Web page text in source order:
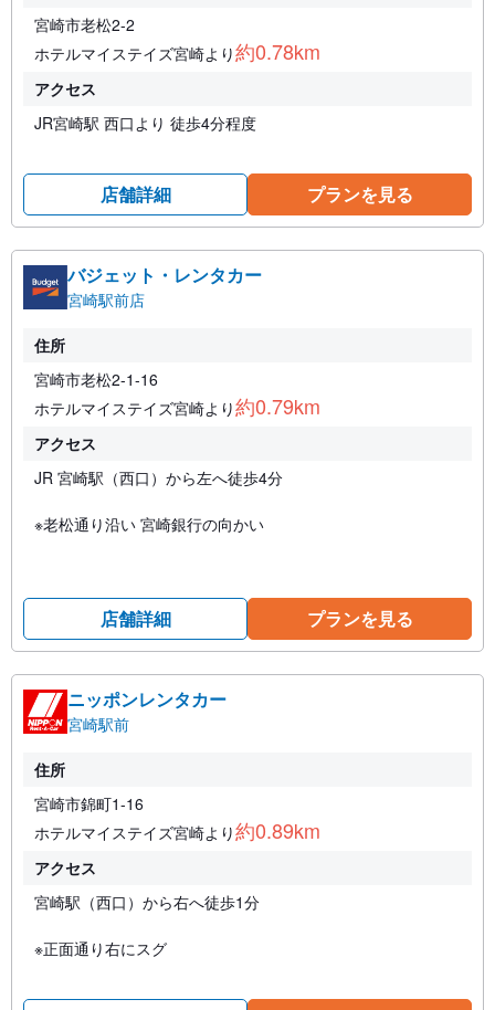
宮崎市老松2-2
ホテルマイステイズ宮崎より約0.78km
アクセス
JR宮崎駅 西口より 徒歩4分程度
店舗詳細 プランを見る
バジェット・レンタカー
宮崎駅前店
住所
宮崎市老松2-1-16
ホテルマイステイズ宮崎より約0.79km
アクセス
JR 宮崎駅（西口）から左へ徒歩4分
※老松通り沿い 宮崎銀行の向かい
店舗詳細 プランを見る
ニッポンレンタカー
宮崎駅前
住所
宮崎市錦町1-16
ホテルマイステイズ宮崎より約0.89km
アクセス
宮崎駅（西口）から右へ徒歩1分
※正面通り右にスグ